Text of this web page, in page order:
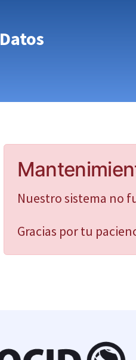
Datos
Nuestro sistema no
Gracias por tu